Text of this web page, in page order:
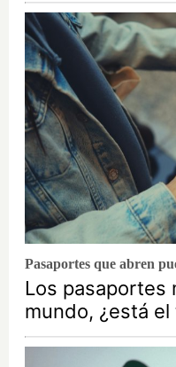
Pasaportes que abren
Los pasaportes
mundo, ¿está el